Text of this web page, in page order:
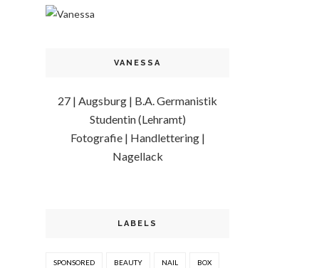
VANESSA
27 | Augsburg | B.A. Germanistik
Studentin (Lehramt)
Fotografie | Handlettering |
Nagellack
LABELS
SPONSORED BEAUTY NAIL BOX